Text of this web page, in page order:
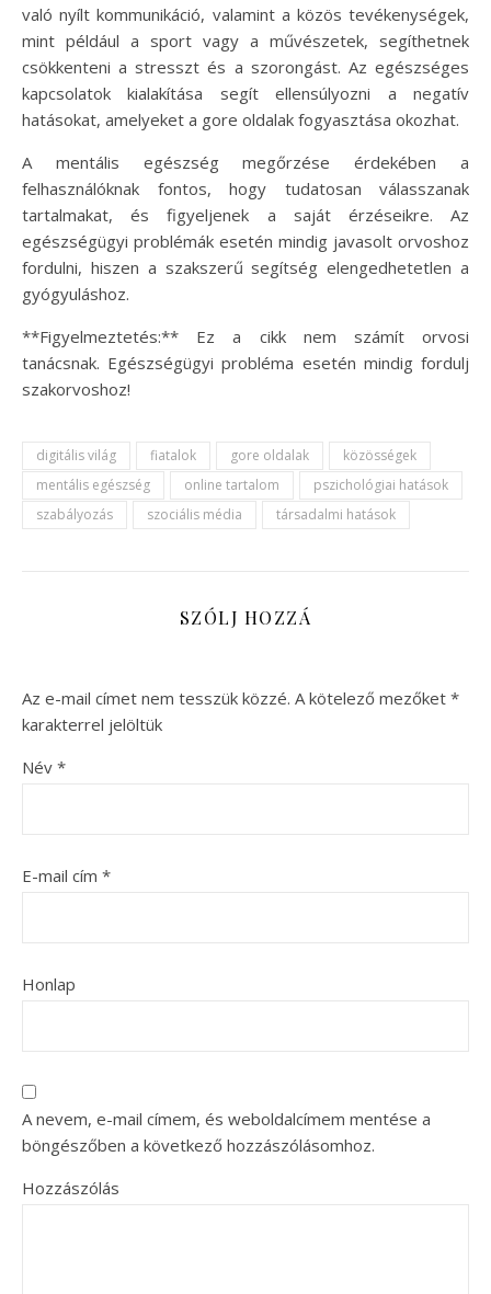
való nyílt kommunikáció, valamint a közös tevékenységek,
mint például a sport vagy a művészetek, segíthetnek
csökkenteni a stresszt és a szorongást. Az egészséges
kapcsolatok kialakítása segít ellensúlyozni a negatív
hatásokat, amelyeket a gore oldalak fogyasztása okozhat.
A mentális egészség megőrzése érdekében a
felhasználóknak fontos, hogy tudatosan válasszanak
tartalmakat, és figyeljenek a saját érzéseikre. Az
egészségügyi problémák esetén mindig javasolt orvoshoz
fordulni, hiszen a szakszerű segítség elengedhetetlen a
gyógyuláshoz.
**Figyelmeztetés:** Ez a cikk nem számít orvosi
tanácsnak. Egészségügyi probléma esetén mindig fordulj
szakorvoshoz!
digitális világ fiatalok gore oldalak
közösségek
mentális egészség
online tartalom
pszichológiai hatások
szabályozás
szociális média társadalmi hatások
SZÓLJ HOZZÁ
Az e-mail címet nem tesszük közzé. A kötelező mezőket *
karakterrel jelöltük
Név *
E-mail cím *
Honlap
A nevem, e-mail címem, és weboldalcímem mentése a
böngészőben a következő hozzászólásomhoz.
Hozzászólás